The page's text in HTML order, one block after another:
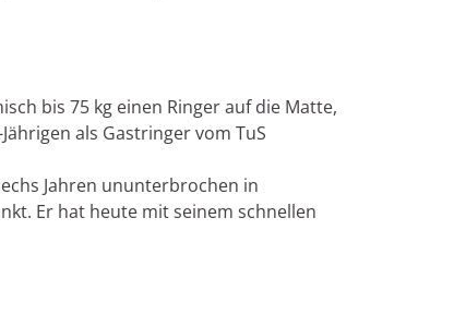
bis 75 kg einen Ringer auf die Matte,
als Gastringer vom TuS
Jahren ununterbrochen in
Er hat heute mit seinem schnellen